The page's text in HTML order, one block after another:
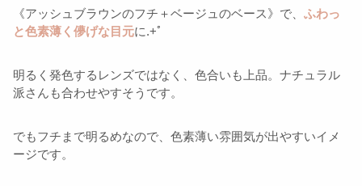
《アッシュブラウンのフチ＋ベージュのベース》で、 ふわっ
と色素薄く儚げな目元に.+ﾟ
明るく発色するレンズではなく、色合いも上品。ナチュラル
派さんも合わせやすそうです。
でもフチまで明るめなので、色素薄い雰囲気が出やすいイメ
ージです。